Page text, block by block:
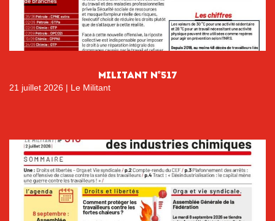
MILITANT N°517
21 juillet 2026 | Le Militant